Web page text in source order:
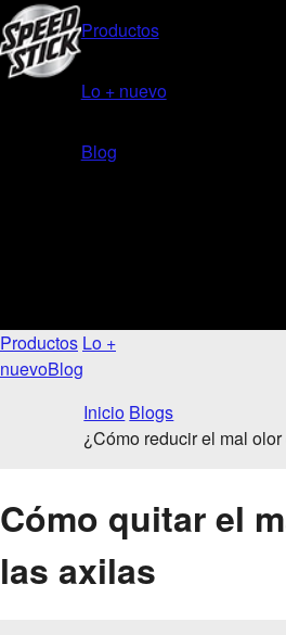
Productos
Lo + nuevo
Blog
Productos Lo +
nuevoBlog
Inicio Blogs
¿Cómo reducir el mal
Cómo quitar el
las axilas